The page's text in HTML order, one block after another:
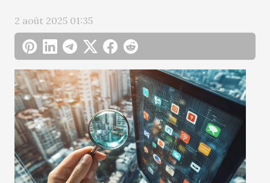
2 août 2025 01:35